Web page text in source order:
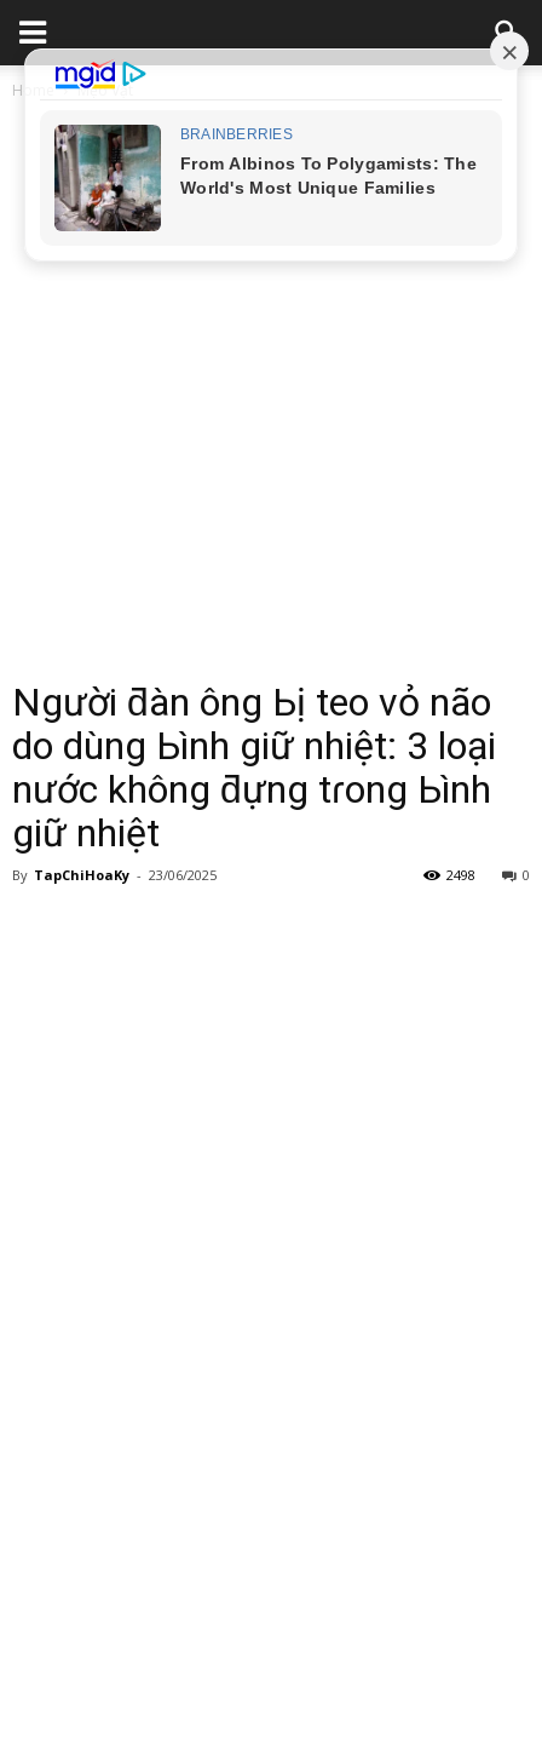
Home Mẹo Vặt
Người ƌàn ông Ьị teo vỏ não
do dùng Ьình giữ nhiệt: 3 loại
nước không ƌựng tɾong Ьình
giữ nhiệt
By TapChiHoaKy - 23/06/2025 0
2498